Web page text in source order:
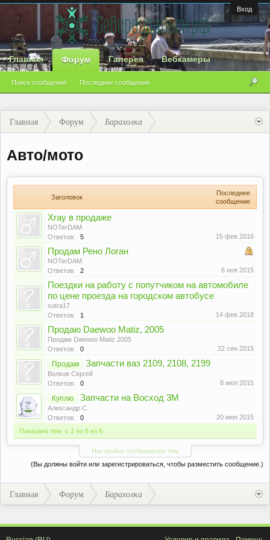
Вход
Главная Форум
Поиск сообщений Последние сообщения
Галерея Вебкамеры
Главная Форум Барахолка
Авто/мото
Заголовок
Последнее
сообщение
Xray в продаже
NOTerDAM
Ответов:
5 15 фев 2016
Продам Рено Логан
NOTerDAM
Ответов:
2 6 ноя 2015
Поездки на работу с попутчиком на автомобиле
по цене проезда на городском автобусе
sotra17
Ответов:
1 14 фев 2018
Продаю Daewoo Matiz, 2005
Продам Daewoo Matiz 2005
Ответов:
0 22 сен 2015
Продам Запчасти ваз 2109, 2108, 2199
Волков Сергей
Ответов:
0 8 июл 2015
Куплю Запчасти на Восход 3М
Александр С.
Ответов:
0
20 июн 2015
Показано тем: с 1 по 6 из 6.
Настройки отображения тем
(Вы должны войти или зарегистрироваться, чтобы разместить сообщение.)
Главная Форум Барахолка